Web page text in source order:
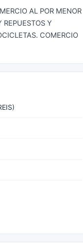
AL POR MENOR
REPUESTOS Y
COMERCIO